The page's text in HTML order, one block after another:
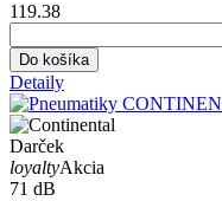
119.38
Do košíka
Detaily
Darček
loyaltyAkcia
71 dB